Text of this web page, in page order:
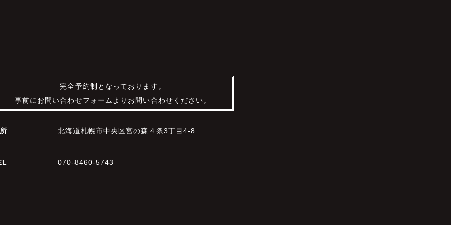
完全予約制となっております。
事前にお問い合わせフォームよりお問い合わせください。
北海道札幌市中央区宮の森４条3丁目4-8
070-8460-5743